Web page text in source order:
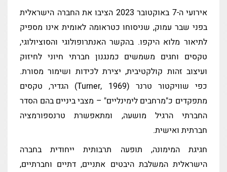
אירועי ה-7 באוקטובר 2023 הציבו את החברה הישראלית
בפני שבר עמוק, שניסוחו כטראומה לאומית אינו מספיק
לתיאור מלוא היקפו. בהקשר האנתרופולוגי והסוציולוגי,
טקסים וחגים משמשים כמנגנון חברתי חיוני לחיזוק
ועיצוב זהות קולקטיבית, יצירת לכידות ושימור מסורת.
כפי שוויקטור טרנר (Turner, 1969) הגדיר, טקסים
מתפקדים כ"מרחבים לימינליים" – מצבי ביניים בהם הסדר
החברתי הרגיל מושעה, ומתאפשרת טרנספורמציה
חברתית ואישית.
חגיגת המימונה, תופעה תרבותית ייחודית בחברה
הישראלית המשלבת היבטים אתניים, דתיים וחברתיים,